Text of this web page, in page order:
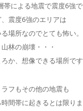
による地震で震度6強で
震度6強のエリアは
場所なのでとても怖い。
林の崩壊・・・
か、想像できる場所です
フもその他の地震も
間帯に起きるとは限りま